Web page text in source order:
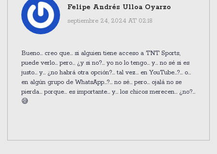
Felipe Andrés Ulloa Oyarzo
septiembre 24, 2024 AT 02:18
Bueno... creo que... si alguien tiene acceso a TNT Sports,
puede verlo... pero... ¿y si no?... yo no lo tengo... y... no sé si es
justo... y... ¿no habrá otra opción?... tal vez... en YouTube...?... o...
en algún grupo de WhatsApp...?... no sé... pero... ojalá no se
pierda... porque... es importante... y... los chicos merecen... ¿no?...
😅